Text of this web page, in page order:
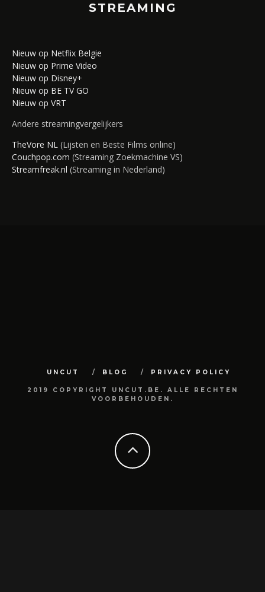
STREAMING
Nieuw op Netflix Belgie
Nieuw op Prime Video
Nieuw op Disney+
Nieuw op BE TV GO
Nieuw op VRT
Andere streamingvergelijkers
TheVore NL (Lijsten en Beste Films online)
Couchpop.com (Streaming Zoekmachine VS)
Streamfreak.nl (Streaming in Nederland)